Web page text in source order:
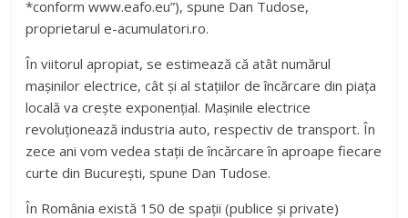
*conform www.eafo.eu”), spune Dan Tudose,
proprietarul e-acumulatori.ro.
În viitorul apropiat, se estimează că atât numărul
mașinilor electrice, cât și al stațiilor de încărcare din piața
locală va crește exponențial. Mașinile electrice
revoluționează industria auto, respectiv de transport. În
zece ani vom vedea stații de încărcare în aproape fiecare
curte din București, spune Dan Tudose.
În România există 150 de spații (publice și private)